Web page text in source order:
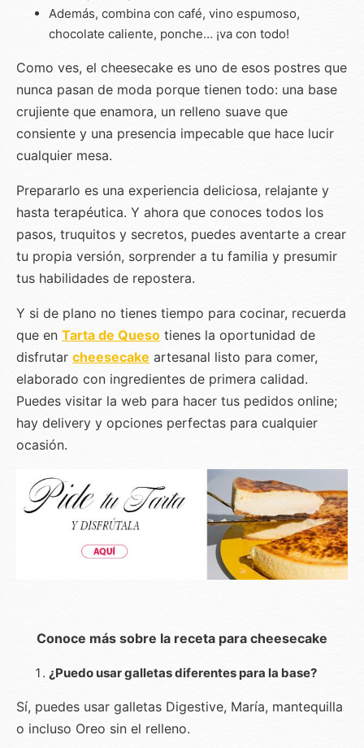
Además, combina con café, vino espumoso,
chocolate caliente, ponche… ¡va con todo!
Como ves, el cheesecake es uno de esos postres que
nunca pasan de moda porque tienen todo: una base
crujiente que enamora, un relleno suave que
consiente y una presencia impecable que hace lucir
cualquier mesa.
Prepararlo es una experiencia deliciosa, relajante y
hasta terapéutica. Y ahora que conoces todos los
pasos, truquitos y secretos, puedes aventarte a crear
tu propia versión, sorprender a tu familia y presumir
tus habilidades de repostera.
Y si de plano no tienes tiempo para cocinar, recuerda
que en Tarta de Queso tienes la oportunidad de
disfrutar cheesecake artesanal listo para comer,
elaborado con ingredientes de primera calidad.
Puedes visitar la web para hacer tus pedidos online;
hay delivery y opciones perfectas para cualquier
ocasión.
Conoce más sobre la receta para cheesecake
¿Puedo usar galletas diferentes para la base?
Sí, puedes usar galletas Digestive, María, mantequilla
o incluso Oreo sin el relleno.